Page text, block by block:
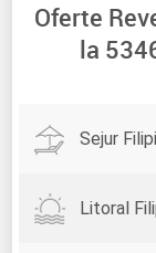
Oferte
la
Sejur
Litoral